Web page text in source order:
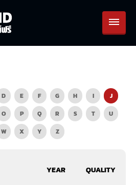
D E F G H I
J
O P Q R S T
U
W X Y Z
YEAR QUALITY